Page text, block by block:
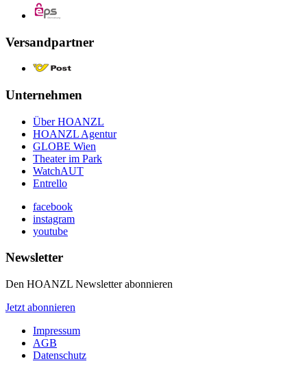
Versandpartner
Unternehmen
Über HOANZL
HOANZL Agentur
GLOBE Wien
Theater im Park
WatchAUT
Entrello
facebook
instagram
youtube
Newsletter
Den HOANZL Newsletter abonnieren
Jetzt abonnieren
Impressum
AGB
Datenschutz